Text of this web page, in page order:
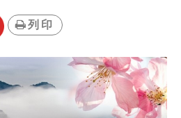
列印